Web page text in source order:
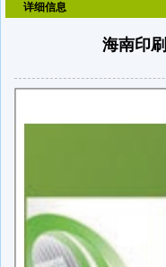
详细信息
海南印